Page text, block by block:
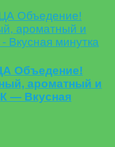
Объедение!
ароматный и
— Вкусная